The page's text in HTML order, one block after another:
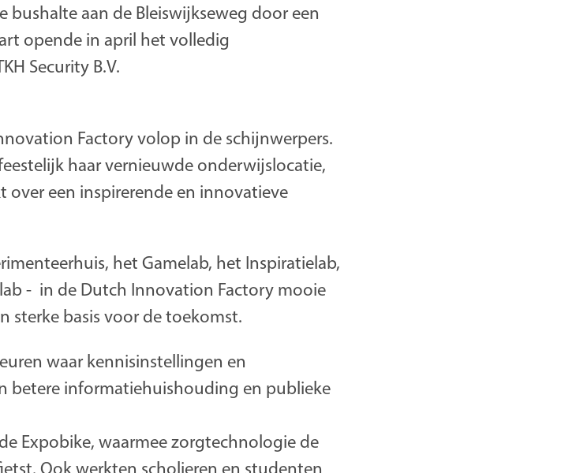
aan de Bleiswijkseweg door een
opende in april het volledig
Security B.V.
Factory volop in de schijnwerpers.
haar vernieuwde onderwijslocatie,
een inspirerende en innovatieve
het Gamelab, het Inspiratielab,
- in de Dutch Innovation Factory mooie
sterke basis voor de toekomst.
waar kennisinstellingen en
betere informatiehuishouding en publieke
Expobike, waarmee zorgtechnologie de
Ook werkten scholieren en studenten